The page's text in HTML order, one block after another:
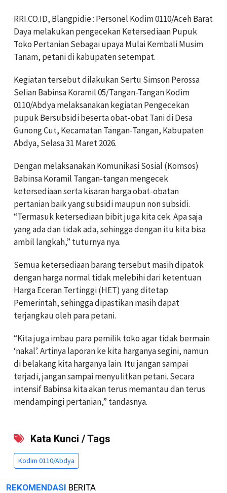
RRI.CO.ID, Blangpidie : Personel Kodim 0110/Aceh Barat
Daya melakukan pengecekan Ketersediaan Pupuk
Toko Pertanian Sebagai upaya Mulai Kembali Musim
Tanam, petani di kabupaten setempat.
Kegiatan tersebut dilakukan Sertu Simson Perossa
Selian Babinsa Koramil 05/Tangan-Tangan Kodim
0110/Abdya melaksanakan kegiatan Pengecekan
pupuk Bersubsidi beserta obat-obat Tani di Desa
Gunong Cut, Kecamatan Tangan-Tangan, Kabupaten
Abdya, Selasa 31 Maret 2026.
Dengan melaksanakan Komunikasi Sosial (Komsos)
Babinsa Koramil Tangan-tangan mengecek
ketersediaan serta kisaran harga obat-obatan
pertanian baik yang subsidi maupun non subsidi.
“Termasuk ketersediaan bibit juga kita cek. Apa saja
yang ada dan tidak ada, sehingga dengan itu kita bisa
ambil langkah,” tuturnya nya.
Semua ketersediaan barang tersebut masih dipatok
dengan harga normal tidak melebihi dari ketentuan
Harga Eceran Tertinggi (HET) yang ditetap
Pemerintah, sehingga dipastikan masih dapat
terjangkau oleh para petani.
“Kita juga imbau para pemilik toko agar tidak bermain
‘nakal’. Artinya laporan ke kita harganya segini, namun
di belakang kita harganya lain. Itu jangan sampai
terjadi, jangan sampai menyulitkan petani. Secara
intensif Babinsa kita akan terus memantau dan terus
mendampingi pertanian,” tandasnya.
Kata Kunci / Tags
Kodim 0110/Abdya
REKOMENDASI BERITA